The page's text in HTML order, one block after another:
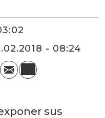
- 08:24
sus